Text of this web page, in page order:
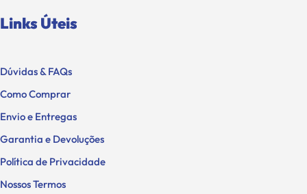
Links Úteis
Dúvidas & FAQs
Como Comprar
Envio e Entregas
Garantia e Devoluções
Política de Privacidade
Nossos Termos